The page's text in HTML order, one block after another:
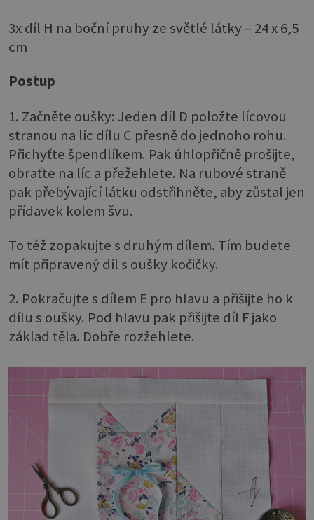
3x díl H na boční pruhy ze světlé látky – 24 x 6,5
cm
Postup
1. Začněte oušky: Jeden díl D položte lícovou
stranou na líc dílu C přesně do jednoho rohu.
Přichyťte špendlíkem. Pak úhlopříčně prošijte,
obraťte na líc a přežehlete. Na rubové straně
pak přebývající látku odstřihněte, aby zůstal jen
přídavek kolem švu.
To též zopakujte s druhým dílem. Tím budete
mít připravený díl s oušky kočičky.
2. Pokračujte s dílem E pro hlavu a přišijte ho k
dílu s oušky. Pod hlavu pak přišijte díl F jako
základ těla. Dobře rozžehlete.